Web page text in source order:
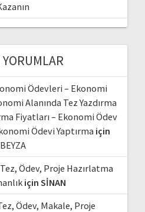
YORUMLAR
Ödevleri – Ekonomi
Alanında Tez Yazdırma
Fiyatları – Ekonomi Ödev
Ödevi Yaptırma için
BEYZA
Ödev, Proje Hazırlatma
için SİNAN
Ödev, Makale, Proje